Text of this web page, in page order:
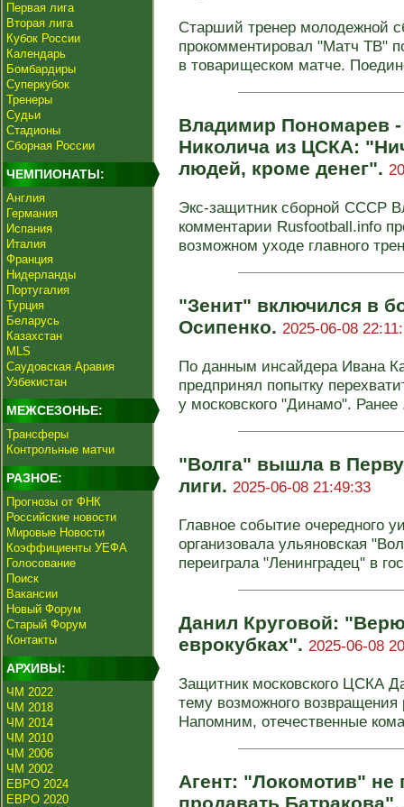
Первая лига
Вторая лига
Кубок России
Календарь
Бомбардиры
Суперкубок
Тренеры
Судьи
Стадионы
Сборная России
ЧЕМПИОНАТЫ:
Англия
Германия
Испания
Италия
Франция
Нидерланды
Португалия
Турция
Беларусь
Казахстан
MLS
Саудовская Аравия
Узбекистан
МЕЖСЕЗОНЬЕ:
Трансферы
Контрольные матчи
РАЗНОЕ:
Прогнозы от ФНК
Российские новости
Мировые Новости
Коэффициенты УЕФА
Голосование
Поиск
Вакансии
Новый Форум
Старый Форум
Контакты
АРХИВЫ:
ЧМ 2022
ЧМ 2018
ЧМ 2014
ЧМ 2010
ЧМ 2006
ЧМ 2002
ЕВРО 2024
ЕВРО 2020
Старший тренер молодежной
прокомментировал "Матч ТВ"
в товарищеском матче.
Владимир Пономарев
Николича из ЦСКА:
людей, кроме денег".
Экс-защитник сборной СССР
комментарии Rusfootball.info
возможном уходе главного
"Зенит" включился в
Осипенко. 2025-06-08
По данным инсайдера Ивана
предпринял попытку
у московского "Динамо". Ранее
"Волга" вышла в
лиги. 2025-06-08 21:49:33
Главное событие очередного
организовала ульяновская
переиграла "Ленинградец" в
Данил Круговой:
еврокубках". 2025-06-08
Защитник московского ЦСКА
тему возможного возвращения
Напомним, отечественные
Агент: "Локомотив" не